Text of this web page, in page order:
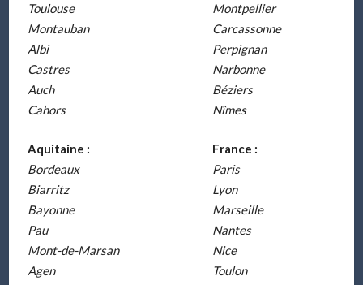
Toulouse
Montauban
Albi
Castres
Auch
Cahors
Montpellier
Carcassonne
Perpignan
Narbonne
Béziers
Nîmes
Aquitaine :
Bordeaux
Biarritz
Bayonne
Pau
Mont-de-Marsan
Agen
France :
Paris
Lyon
Marseille
Nantes
Nice
Toulon